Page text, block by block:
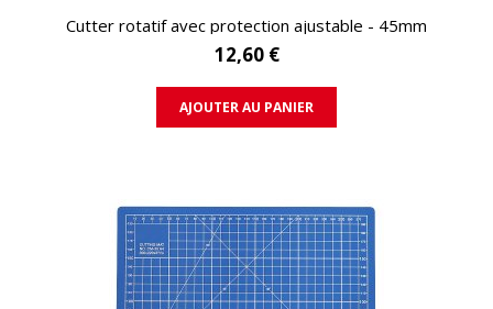
APERÇU RAPIDE
Cutter rotatif avec protection ajustable - 45mm
12,60 €
AJOUTER AU PANIER